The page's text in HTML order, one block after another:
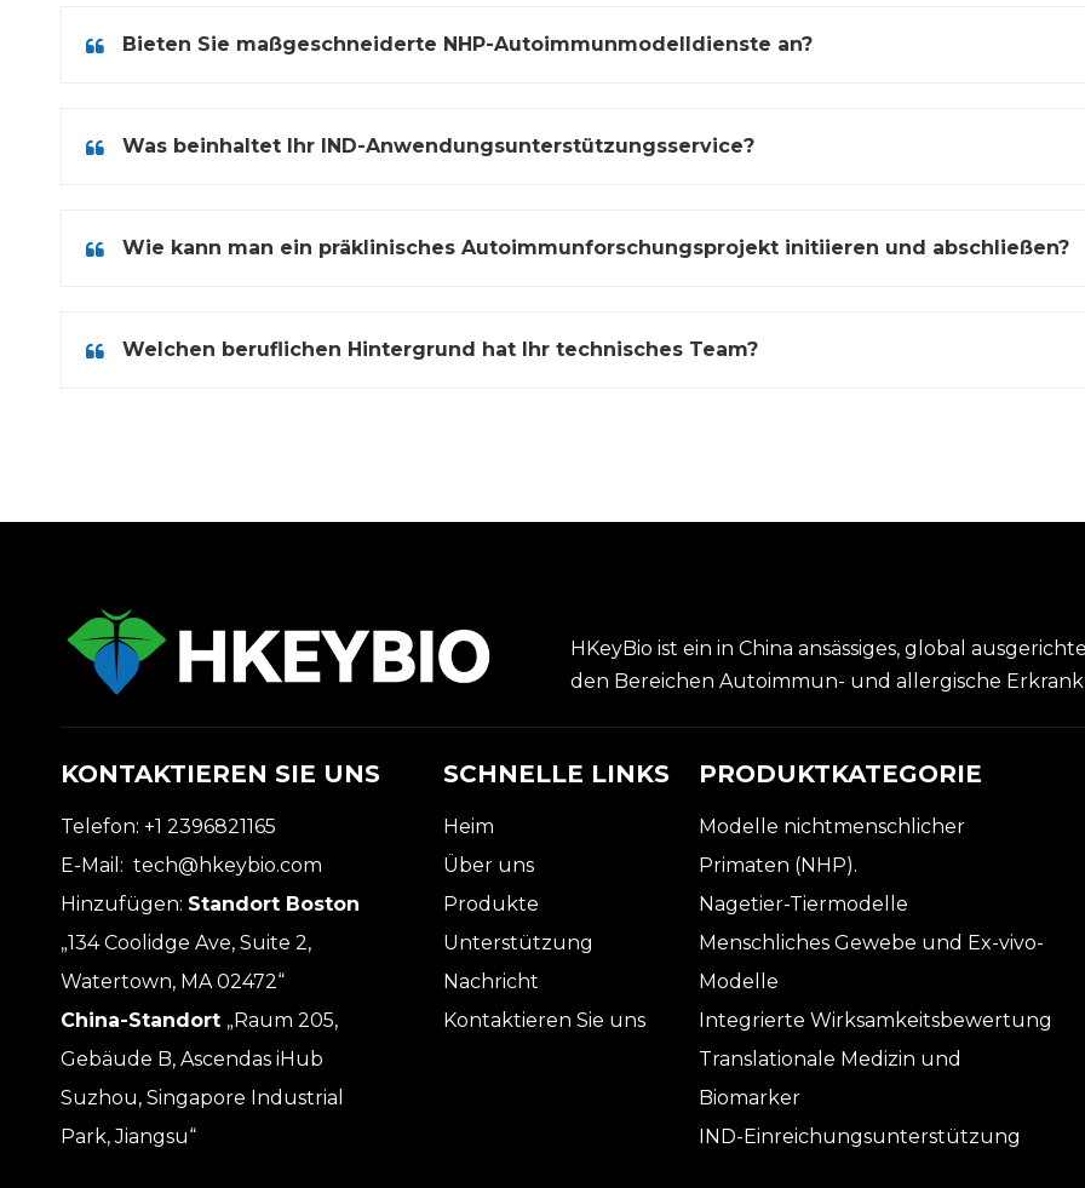
Bieten Sie maßgeschneiderte NHP-Autoimmunmodelldienste an?
Was beinhaltet Ihr IND-Anwendungsunterstützungsservice?
Wie kann man ein präklinisches Autoimmunforschungsprojekt initiieren und abschließen?
Welchen beruflichen Hintergrund hat Ihr technisches Team?
HKeyBio ist ein in China ansässiges, global
den Bereichen Autoimmun- und allergische
KONTAKTIEREN SIE UNS
Telefon: +1 2396821165
E-Mail: tech@hkeybio.com
Hinzufügen: Standort Boston
„134 Coolidge Ave, Suite 2,
Watertown, MA 02472“
China-Standort „Raum 205,
Gebäude B, Ascendas iHub
Suzhou, Singapore Industrial
Park, Jiangsu“
SCHNELLE LINKS
Heim
Über uns
Produkte
Unterstützung
Nachricht
Kontaktieren Sie uns
PRODUKTKATEGORIE
Modelle nichtmenschlicher
Primaten (NHP).
Nagetier-Tiermodelle
Menschliches Gewebe und Ex-vivo-
Modelle
Integrierte Wirksamkeitsbewertung
Translationale Medizin und
Biomarker
IND-Einreichungsunterstützung